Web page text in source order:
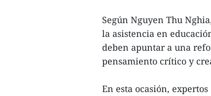
Según Nguyen Thu
la asistencia en
deben apuntar a una
pensamiento crítico y
En esta ocasión,